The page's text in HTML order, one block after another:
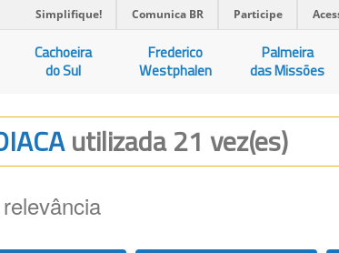
Simplifique! Comunica BR Participe
Cachoeira
do Sul
Frederico
Westphalen
Palmeira
das Missões
utilizada 21 vez(es)